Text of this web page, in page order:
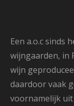
Een a.o.c sinds
wijngaarden, in
wijn
daardoor vaak
voornamelijk